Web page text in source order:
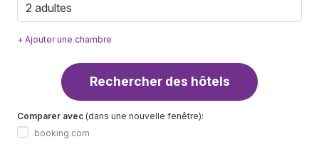
2 adultes
+ Ajouter une chambre
Rechercher des hôtels
Comparer avec (dans une nouvelle fenêtre):
booking.com